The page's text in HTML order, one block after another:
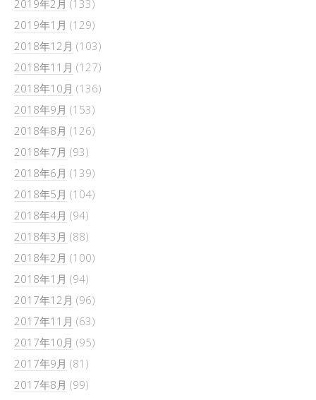
2019年2月 (133)
2019年1月 (129)
2018年12月 (103)
2018年11月 (127)
2018年10月 (136)
2018年9月 (153)
2018年8月 (126)
2018年7月 (93)
2018年6月 (139)
2018年5月 (104)
2018年4月 (94)
2018年3月 (88)
2018年2月 (100)
2018年1月 (94)
2017年12月 (96)
2017年11月 (63)
2017年10月 (95)
2017年9月 (81)
2017年8月 (99)